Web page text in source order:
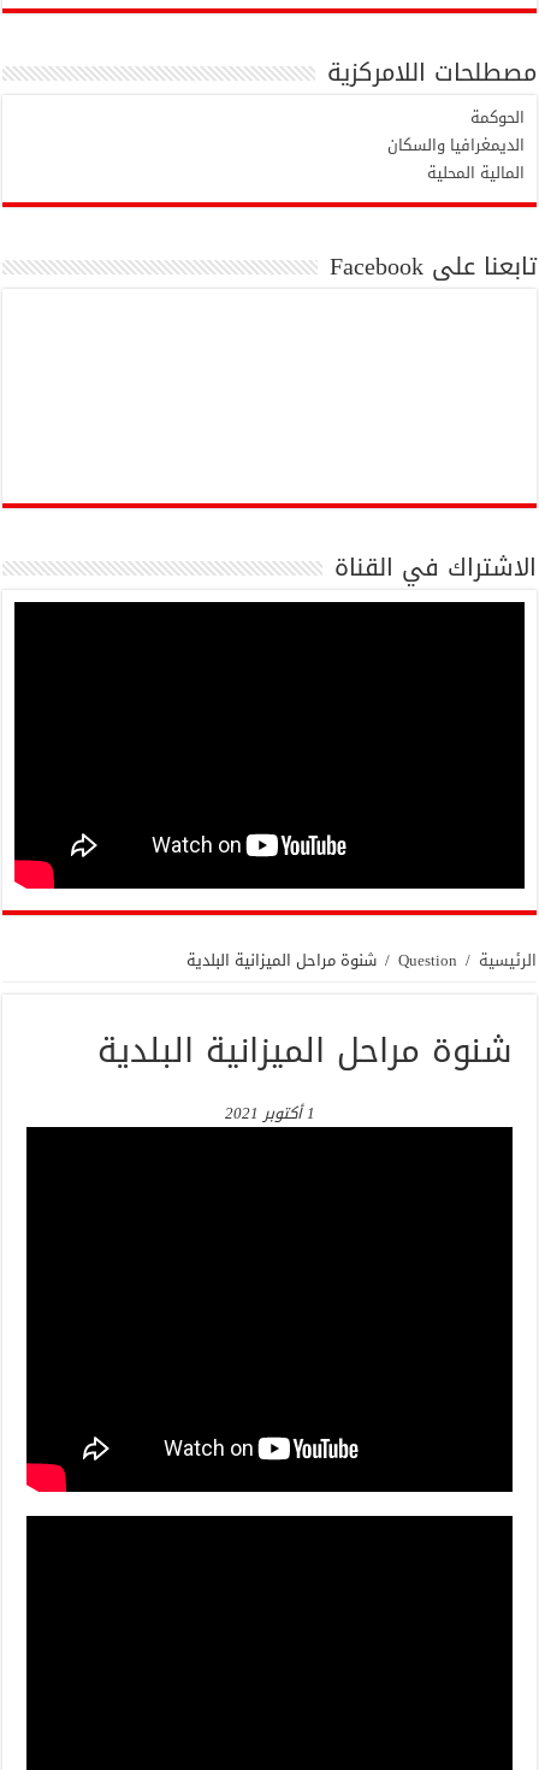
الرئيسية /
Question
/ شنوة مراحل الميزانية البلدية
شنوة مراحل الميزانية البلدية
1 أكتوبر 2021
مصطلحات اللامركزية
الحوكمة
الديمغرافيا والسكان
المالية المحلية
تابعنا على Facebook
الاشتراك في القناة